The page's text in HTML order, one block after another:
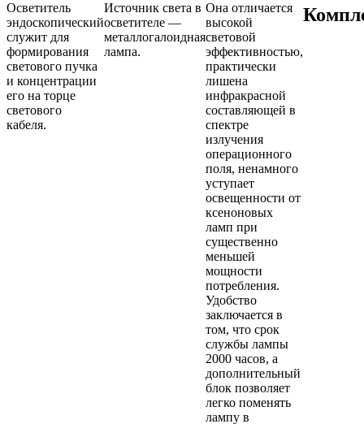
Осветитель
эндоскопический
служит для
формирования
светового пучка
и концентрации
его на торце
светового
кабеля.
Источник света в
осветителе —
металлогалоидная
лампа.
Она отличается
высокой
световой
эффективностью,
практически
лишена
инфракрасной
составляющей в
спектре
излучения
операционного
поля, ненамного
уступает
освещенности от
ксеноновых
ламп при
существенно
меньшей
мощности
потребления.
Удобство
заключается в
том, что срок
службы лампы
2000 часов, а
дополнительный
блок позволяет
легко поменять
лампу в